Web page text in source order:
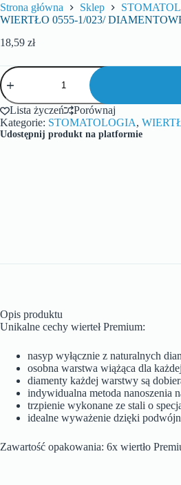
Strona główna Sklep
WIERTŁO 0555-1/023/
18,59 zł
Lista życzeń
Porównaj
Kategorie: STOMATOLOGIA,
Udostępnij produkt na platformie
Opis produktu
Unikalne cechy wierteł Premium:
nasyp wyłącznie z naturalnych
osobna warstwa wiążąca dla
diamenty każdej warstwy są
indywidualna metoda nanoszenia
trzpienie wykonane ze stali o
idealne wyważenie dzięki
Zawartość opakowania: 6x wiertło